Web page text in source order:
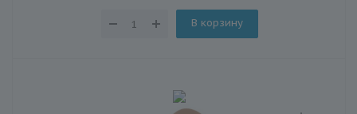
В корзину